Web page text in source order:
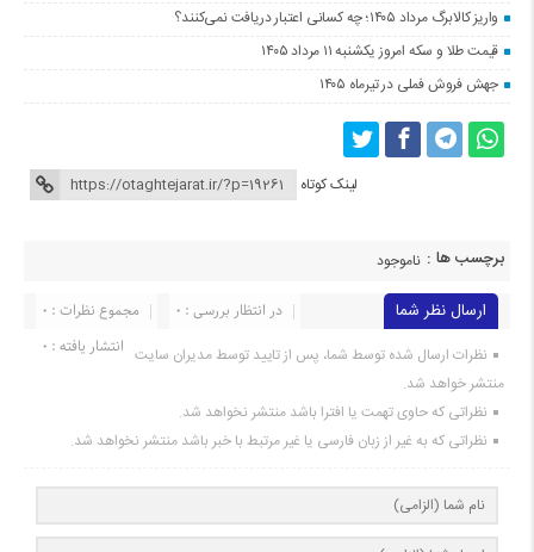
واریز کالابرگ مرداد ۱۴۰۵؛ چه کسانی اعتبار دریافت نمی‌کنند؟
قیمت طلا و سکه امروز یکشنبه ۱۱ مرداد ۱۴۰۵
جهش فروش فملی در تیرماه ۱۴۰۵
لینک کوتاه
برچسب ها : ناموجود
ارسال نظر شما مجموع نظرات : 0
در انتظار بررسی : 0
انتشار یافته : 0 نظرات ارسال شده توسط شما، پس از تایید توسط مدیران سایت
منتشر خواهد شد.
نظراتی که حاوی تهمت یا افترا باشد منتشر نخواهد شد.
نظراتی که به غیر از زبان فارسی یا غیر مرتبط با خبر باشد منتشر نخواهد شد.